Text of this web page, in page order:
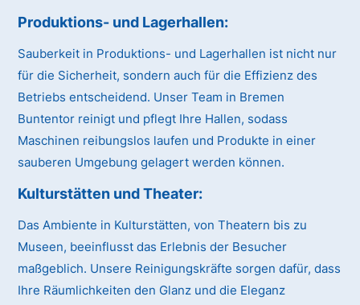
Produktions- und Lagerhallen:
Sauberkeit in Produktions- und Lagerhallen ist nicht nur
für die Sicherheit, sondern auch für die Effizienz des
Betriebs entscheidend. Unser Team in Bremen
Buntentor reinigt und pflegt Ihre Hallen, sodass
Maschinen reibungslos laufen und Produkte in einer
sauberen Umgebung gelagert werden können.
Kulturstätten und Theater:
Das Ambiente in Kulturstätten, von Theatern bis zu
Museen, beeinflusst das Erlebnis der Besucher
maßgeblich. Unsere Reinigungskräfte sorgen dafür, dass
Ihre Räumlichkeiten den Glanz und die Eleganz